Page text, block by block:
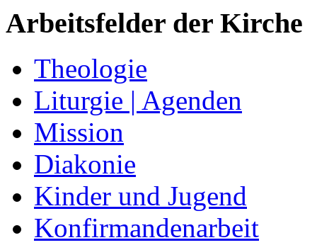
Arbeitsfelder der Kirche
Theologie
Liturgie | Agenden
Mission
Diakonie
Kinder und Jugend
Konfirmandenarbeit